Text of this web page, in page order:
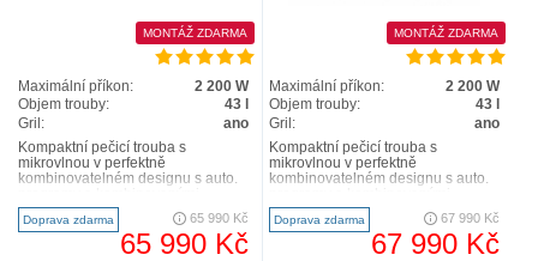
MONTÁŽ ZDARMA
Maximální příkon:
2 200 W
Objem trouby:
43 l
Gril:
ano
Kompaktní pečicí trouba s
mikrovlnou v perfektně
kombinovatelném designu s auto.
provoz. zp. Velký textový displej se
sen..
Doprava zdarma 65 990 Kč
65 990 Kč
MONTÁŽ ZDARMA
Maximální příkon:
2 200 W
Objem trouby:
43 l
Gril:
ano
Kompaktní pečicí trouba s
mikrovlnou v perfektně
kombinovatelném designu s auto.
provoz. zp. Velký textový displej se
sen..
Doprava zdarma 67 990 Kč
67 990 Kč